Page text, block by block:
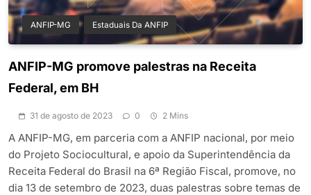
ANFIP-MG Estaduais Da ANFIP
ANFIP-MG promove palestras na Receita
Federal, em BH
31 de agosto de 2023 0 2 Mins
A ANFIP-MG, em parceria com a ANFIP nacional, por meio
do Projeto Sociocultural, e apoio da Superintendência da
Receita Federal do Brasil na 6ª Região Fiscal, promove, no
dia 13 de setembro de 2023, duas palestras sobre temas de